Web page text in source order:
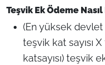
Teşvik Ek Ödeme
(En yüksek devlet
teşvik kat sayısı
katsayısı) teşvik